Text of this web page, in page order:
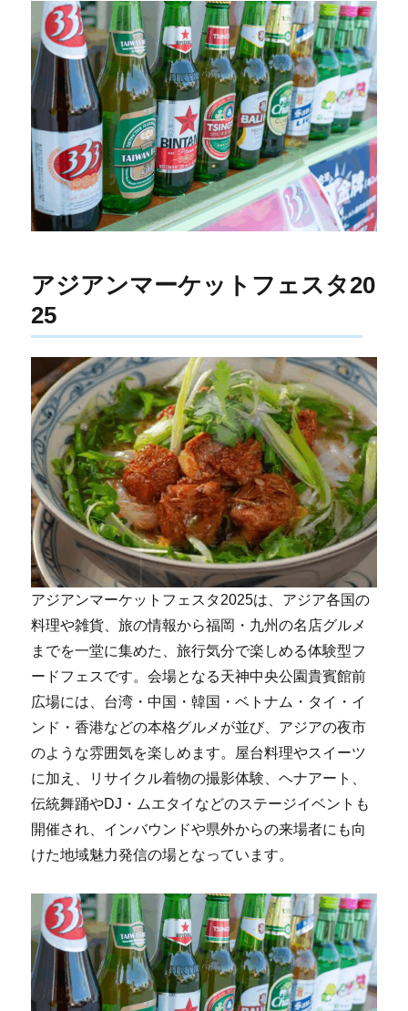
アジアンマーケットフェスタ20
25
アジアンマーケットフェスタ2025は、アジア各国の
料理や雑貨、旅の情報から福岡・九州の名店グルメ
までを一堂に集めた、旅行気分で楽しめる体験型フ
ードフェスです。会場となる天神中央公園貴賓館前
広場には、台湾・中国・韓国・ベトナム・タイ・イ
ンド・香港などの本格グルメが並び、アジアの夜市
のような雰囲気を楽しめます。屋台料理やスイーツ
に加え、リサイクル着物の撮影体験、ヘナアート、
伝統舞踊やDJ・ムエタイなどのステージイベントも
開催され、インバウンドや県外からの来場者にも向
けた地域魅力発信の場となっています。